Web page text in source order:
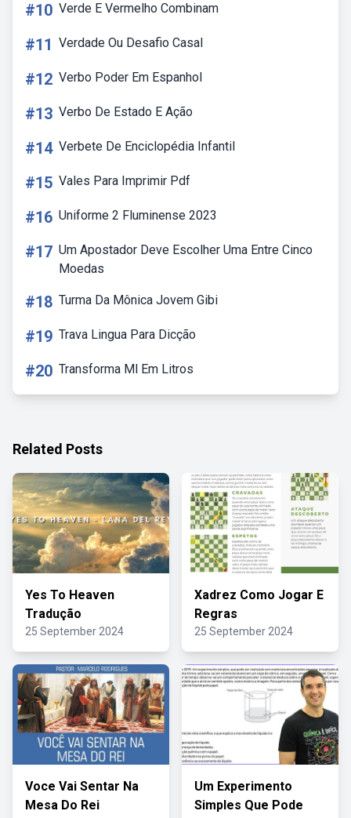
#10 Verde E Vermelho Combinam
#11 Verdade Ou Desafio Casal
#12 Verbo Poder Em Espanhol
#13 Verbo De Estado E Ação
#14 Verbete De Enciclopédia Infantil
#15 Vales Para Imprimir Pdf
#16 Uniforme 2 Fluminense 2023
#17 Um Apostador Deve Escolher Uma Entre Cinco
Moedas
#18 Turma Da Mônica Jovem Gibi
#19 Trava Lingua Para Dicção
#20 Transforma Ml Em Litros
Related Posts
Yes To Heaven
Tradução
25 September 2024
Xadrez Como Jogar E
Regras
25 September 2024
Voce Vai Sentar Na
Mesa Do Rei
Um Experimento
Simples Que Pode